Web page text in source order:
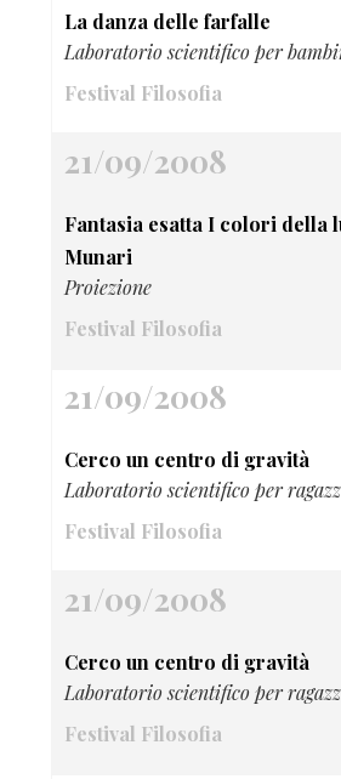
La danza delle farfalle
Laboratorio scientifico per
Festival Filosofia
21/09/2008
Fantasia esatta I colori della
Munari
Proiezione
Festival Filosofia
21/09/2008
Cerco un centro di gravità
Laboratorio scientifico per
Festival Filosofia
21/09/2008
Cerco un centro di gravità
Laboratorio scientifico per
Festival Filosofia